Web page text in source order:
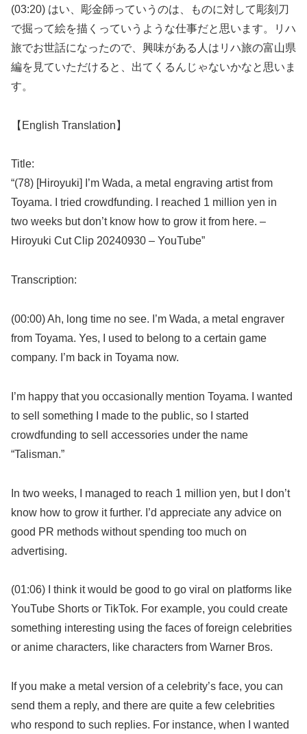
(03:20) はい、彫金師っていうのは、ものに対して彫刻刀
で掘って絵を描くっていうような仕事だと思います。リハ
旅でお世話になったので、興味がある人はリハ旅の富山県
編を見ていただけると、出てくるんじゃないかなと思いま
す。
【English Translation】
Title:
“(78) [Hiroyuki] I’m Wada, a metal engraving artist from
Toyama. I tried crowdfunding. I reached 1 million yen in
two weeks but don’t know how to grow it from here. –
Hiroyuki Cut Clip 20240930 – YouTube”
Transcription:
(00:00) Ah, long time no see. I’m Wada, a metal engraver
from Toyama. Yes, I used to belong to a certain game
company. I’m back in Toyama now.
I’m happy that you occasionally mention Toyama. I wanted
to sell something I made to the public, so I started
crowdfunding to sell accessories under the name
“Talisman.”
In two weeks, I managed to reach 1 million yen, but I don’t
know how to grow it further. I’d appreciate any advice on
good PR methods without spending too much on
advertising.
(01:06) I think it would be good to go viral on platforms like
YouTube Shorts or TikTok. For example, you could create
something interesting using the faces of foreign celebrities
or anime characters, like characters from Warner Bros.
If you make a metal version of a celebrity’s face, you can
send them a reply, and there are quite a few celebrities
who respond to such replies. For instance, when I wanted